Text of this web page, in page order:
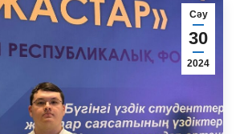
қатысты. Байқау автордың
Қазақстанды құру үшін әрбір
адал азамат болуға
жас ұрпақты адал азамат
Сәу
30
2024